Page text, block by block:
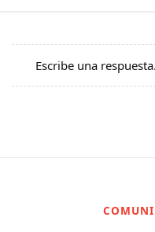
Escribe una